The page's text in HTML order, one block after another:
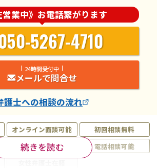
オンライン面談可能
初回相談無料
19時以降電話可能
電話相談可能
続きを読む
営業中》お電話繋がります
5267-4710
24時間受付中
メールで問合せ
護士への相談の流れ